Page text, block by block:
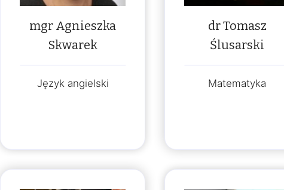
mgr Agnieszka
Skwarek
Język angielski
dr Tomasz
Ślusarski
Matematyka